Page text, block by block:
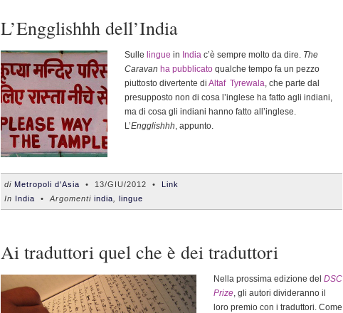
L’Engglishhh dell’India
Sulle lingue in India c’è sempre molto da dire. The
Caravan ha pubblicato qualche tempo fa un pezzo
piuttosto divertente di Altaf Tyrewala, che parte dal
presupposto non di cosa l’inglese ha fatto agli indiani,
ma di cosa gli indiani hanno fatto all’inglese.
L’Engglishhh, appunto.
di Metropoli d'Asia • 13/GIU/2012 • Link
In India • Argomenti india lingue
Ai traduttori quel che è dei traduttori
Nella prossima edizione del DSC
Prize, gli autori divideranno il
loro premio con i traduttori. Come